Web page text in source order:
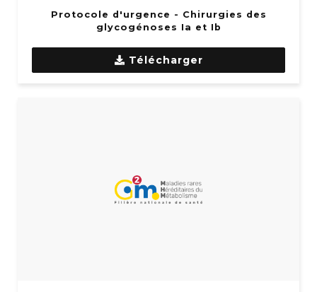
Protocole d'urgence - Chirurgies des
glycogénoses Ia et Ib
Télécharger